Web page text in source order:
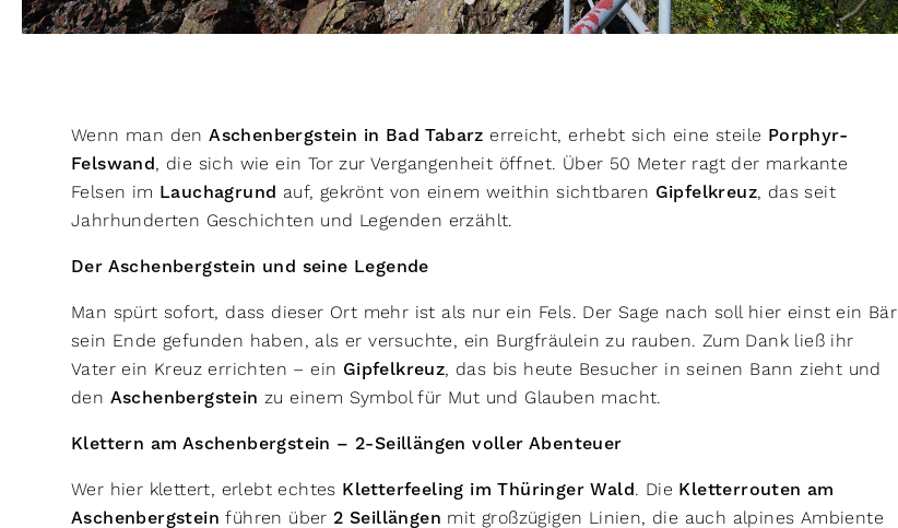
Wenn man denAschenbergstein in Bad Tabarz erreicht, erhebt sich eine steile Porphyr-
Felswand, die sich wie ein Tor zur Vergangenheit öffnet. Über 50 Meter ragt der markante
Felsen im Lauchagrund auf, gekrönt von einem weithin sichtbaren Gipfelkreuz, das seit
Jahrhunderten Geschichten und Legenden erzählt.
Der Aschenbergstein und seine Legende
Man spürt sofort, dass dieser Ort mehr ist als nur ein Fels. Der Sage nach soll hier einst ein Bär
sein Ende gefunden haben, als er versuchte, ein Burgfräulein zu rauben. Zum Dank ließ ihr
Vater ein Kreuz errichten – ein Gipfelkreuz, das bis heute Besucher in seinen Bann zieht und
den Aschenbergstein zu einem Symbol für Mut und Glauben macht.
Klettern am Aschenbergstein – 2-Seillängen voller Abenteuer
Wer hier klettert, erlebt echtes Kletterfeeling im Thüringer Wald. Die Kletterrouten am
Aschenbergstein führen über 2 Seillängen mit großzügigen Linien, die auch alpines Ambiente